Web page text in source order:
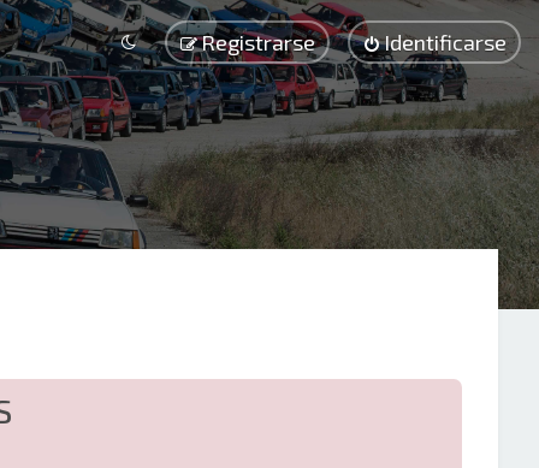
Identificarse
Registrarse